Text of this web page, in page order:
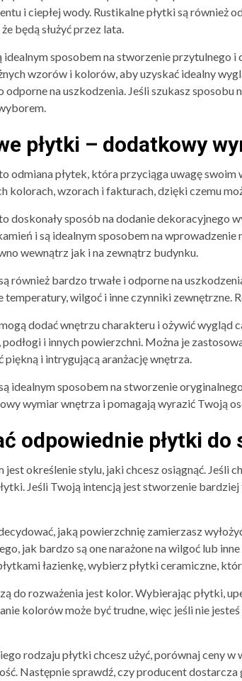
i ciepłej wody. Rustikalne płytki są również
będą służyć przez lata.
idealnym sposobem na stworzenie przytulnego
wzorów i kolorów, aby uzyskać idealny
na uszkodzenia. Jeśli szukasz sposobu
płytki – dodatkowy
odmiana płytek, która przyciąga uwagę
kolorach, wzorach i fakturach, dzięki czemu
doskonały sposób na dodanie dekoracyjnego
i są idealnym sposobem na
wewnątrz jak i na zewnątrz budynku.
również bardzo trwałe i odporne na
wilgoć i inne czynniki zewnętrzne.
dodać wnętrzu charakteru i ożywić wygląd
i innych powierzchni. Można je
piękną i intrygującą aranżację wnętrza.
idealnym sposobem na stworzenie
wymiar wnętrza i pomagają wyrazić Twoją
odpowiednie płytki do
określenie stylu, jaki chcesz osiągnąć. Jeśli
Jeśli Twoją intencją jest stworzenie
jaką powierzchnię zamierzasz
jak bardzo są one narażone na wilgoć lub
łazienkę, wybierz płytki ceramiczne,
do rozważenia jest kolor. Wybierając płytki,
kolorów może być trudne, więc jeśli nie
rodzaju płytki chcesz użyć, porównaj ceny
Następnie sprawdź, czy producent